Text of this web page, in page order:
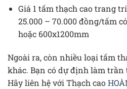
Giá 1 tấm thạch cao trang
25.000 – 70.000 đồng/tấm
hoặc 600x1200mm
Ngoài ra, còn nhiều loại tấm
khác. Bạn có dự định làm trần
Hãy liên hệ với Thạch cao